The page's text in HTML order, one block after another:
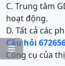

C. Trung tâm
hoạt động.
D. Tất cả các
Câu hỏi
Công cụ của